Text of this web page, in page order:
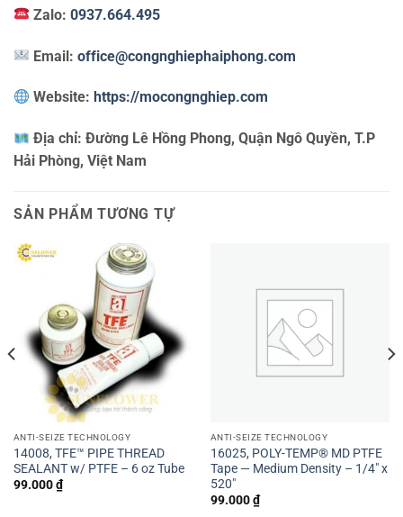
Zalo:0937.664.495
Email:office@congnghiephaiphong.com
Website: https://mocongnghiep.com
Địa chỉ:Đường Lê Hồng Phong, Quận Ngô Quyền, T.P
Hải Phòng, Việt Nam
SẢN PHẨM TƯƠNG TỰ
ANTI-SEIZE TECHNOLOGY
14008, TFE™ PIPE THREAD
SEALANT w/ PTFE – 6 oz Tube
99.000₫
ANTI-SEIZE TECHNOLOGY
16025, POLY-TEMP® MD PTFE
Tape — Medium Density – 1/4″ x
520″
99.000₫